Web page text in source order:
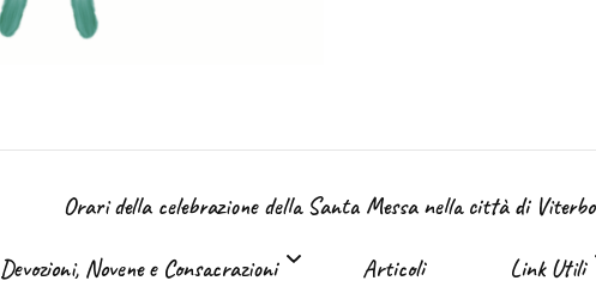
Orari della celebrazione della Santa Messa nella città di Viterbo
Devozioni, Novene e Consacrazioni Articoli Link Utili